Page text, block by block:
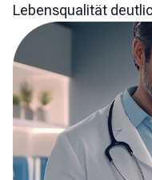
Lebensqualität